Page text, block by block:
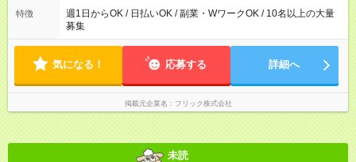
特徴
週1日からOK / 日払いOK / 副業・WワークOK / 10名以上の大量
募集
気になる！ 応募する 詳細へ
掲載元企業名 フリック株式会社
未読